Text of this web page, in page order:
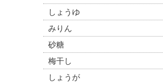
しょうゆ
みりん
砂糖
梅干し
しょうが